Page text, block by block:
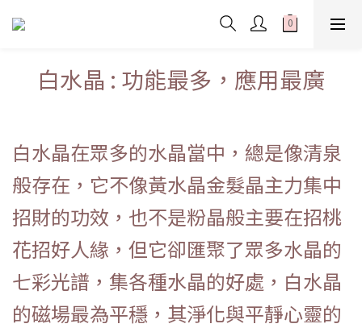
白水晶 : 功能最多，應用最廣
白水晶在眾多的水晶當中，總是像清泉
般存在，它不像黃水晶金髮晶主力集中
招財的功效，也不是粉晶般主要在招桃
花招好人緣，但它卻匯聚了眾多水晶的
七彩光譜，集各種水晶的好處，白水晶
的磁場最為平穩，其淨化與平靜心靈的